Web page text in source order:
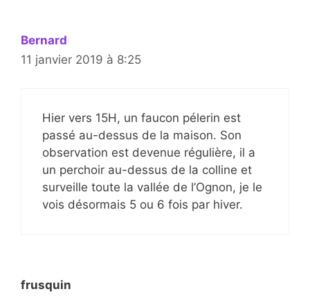
Bernard
11 janvier 2019 à 8:25
Hier vers 15H, un faucon pélerin est
passé au-dessus de la maison. Son
observation est devenue régulière, il a
un perchoir au-dessus de la colline et
surveille toute la vallée de l’Ognon, je le
vois désormais 5 ou 6 fois par hiver.
frusquin